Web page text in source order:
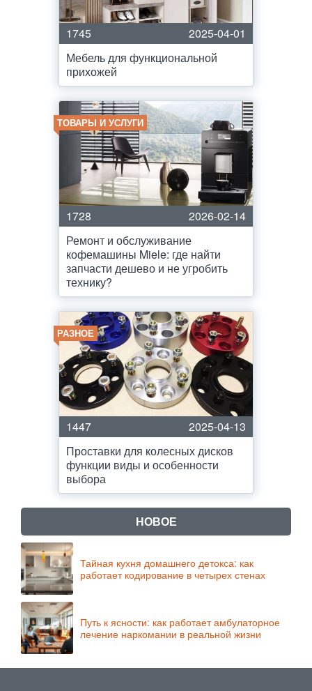
1745
2025-04-01
Мебель для функциональной
прихожей
ТОВАРЫ И УСЛУГИ
1728
2026-02-14
Ремонт и обслуживание
кофемашины Miele: где найти
запчасти дешево и не угробить
технику?
РАЗНОЕ
1447
2025-04-13
Проставки для колесных дисков
функции виды и особенности
выбора
НОВОЕ
Тайная кухня домашнего детокса: как
работает кодирование в четырех стенах
Путь к ясности: как работает амбулаторное
лечение наркомании в реальной жизни